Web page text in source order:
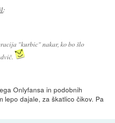
:
"kurbic" nakar, ko bo šlo
Onlyfansa in podobnih
lepo dajale, za škatlico čikov. Pa